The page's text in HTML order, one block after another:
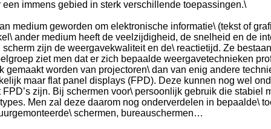
immens gebied in sterk verschillende toepassingen.\
medium geworden om elektronische informatie\ (tekst of
ander medium heeft de veelzijdigheid, de snelheid en de
zijn de weergavekwaliteit en de\ reactietijd. Ze
ziet men dat er zich bepaalde weergavetechnieken
gemaakt worden van projectoren\ dan van enig andere
maar flat panel displays (FPD). Deze kunnen nog wel
zijn. Bij schermen voor\ persoonlijk gebruik die stabiel
Men zal deze daarom nog onderverdelen in bepaalde\
schermen, bureauschermen…